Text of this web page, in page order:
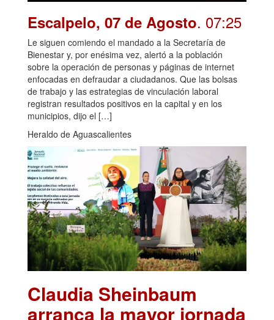
Escalpelo, 07 de Agosto. 07:25
Le siguen comiendo el mandado a la Secretaría de
Bienestar y, por enésima vez, alertó a la población
sobre la operación de personas y páginas de internet
enfocadas en defraudar a ciudadanos. Que las bolsas
de trabajo y las estrategias de vinculación laboral
registran resultados positivos en la capital y en los
municipios, dijo el […]
Heraldo de Aguascalientes
Claudia Sheinbaum
arranca la mayor jornada